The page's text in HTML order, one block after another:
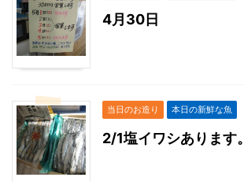
4月30日
当日のお造り 本日の新鮮な魚
2/1塩イワシあります。